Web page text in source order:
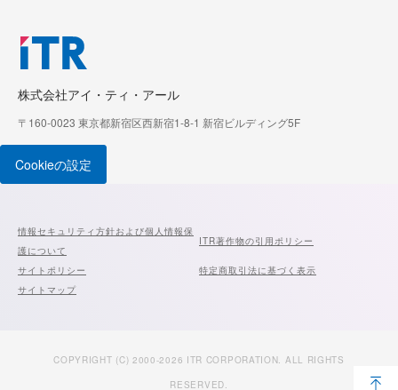
株式会社アイ・ティ・アール
〒160-0023 東京都新宿区西新宿1-8-1 新宿ビルディング5F
Cookieの設定
情報セキュリティ方針および個人情報保
護について
ITR著作物の引用ポリシー
サイトポリシー
特定商取引法に基づく表示
サイトマップ
COPYRIGHT (C) 2000-2026 ITR CORPORATION. ALL RIGHTS
RESERVED.